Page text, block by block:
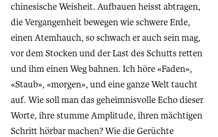
chinesische Weisheit. Aufbauen heisst abtragen,
die Vergangenheit bewegen wie schwere Erde,
einen Atemhauch, so schwach er auch sein mag,
vor dem Stocken und der Last des Schutts retten
und ihm einen Weg bahnen. Ich höre «Faden»,
«Staub», «morgen», und eine ganze Welt taucht
auf. Wie soll man das geheimnisvolle Echo dieser
Worte, ihre stumme Amplitude, ihren mächtigen
Schritt hörbar machen? Wie die Gerüchte